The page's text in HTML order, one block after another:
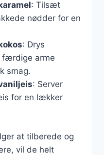
: Tilsæt
nødder for en
: Drys
færdige arme
smag.
: Server
for en lækker
at tilberede og
vil de helt